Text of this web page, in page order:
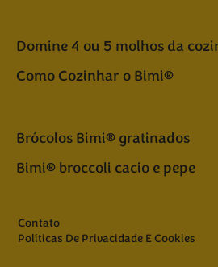
Domine 4 ou 5 molhos da
Como Cozinhar o Bimi®
Brócolos Bimi® gratinados
Bimi® broccoli cacio e pepe
Contato
Políticas De Privacidade E Cookies